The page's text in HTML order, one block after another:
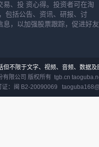
易、投 资心得。投资者可在淘
包括公告、资讯、研报、讨
，以加强股票跟踪，促进好友
不限于文字、视频、音频、数据
有限公司 版权所有 tgb.cn
证：闽 B2-20090069